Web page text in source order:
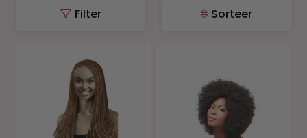
Filter Sorteer